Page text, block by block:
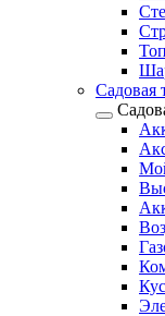
Садовая